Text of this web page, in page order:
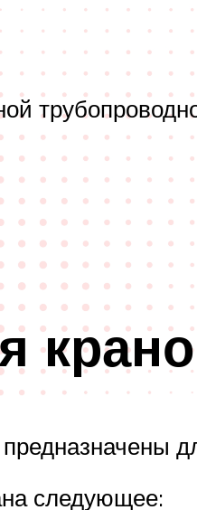
следующее: